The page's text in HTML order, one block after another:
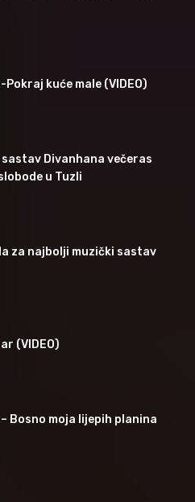
kuće male (VIDEO)
Divanhana večeras
u Tuzli
za najbolji muzički sastav
(VIDEO)
Bosno moja lijepih planina